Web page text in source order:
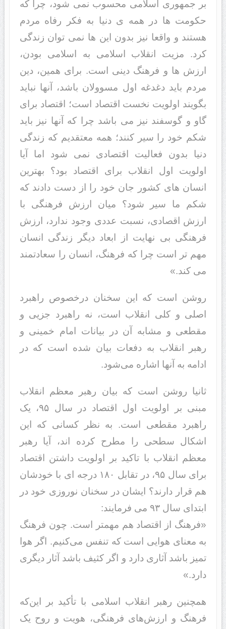
بر جمهوری اسلامی محسوب نمی شود، چرا که
حکومت ها در همه ی دنیا به فکر رفاه مردم
هستند و واقعا نیز بدون این ها نمی توان زندگی
کرد. مزیت انقلاب اسلامی به اسلامی بودن،
ارزش ها و فرهنگ دینی است. برای همین، دین
مردم باید دغدغه اول مسوولان باشد، آنها نباید
بگویند اولویت نخست اقتصاد است؛ اقتصاد برای
گاو و گوسفند نیز می باشد چرا که آنها نیز باید
شکم خود را سیر کنند؛ همه معتقدیم که زندگی
دنیا بدون فعالیت اقتصادی نمی شود اما آیا
اولویت اول انقلاب برای اقتصاد بود؟ بهترین
انسان های کشور جان خود را از دست دادند که
شکم ما سیر شود؟ میان ارزش فرهنگی با
ارزش اقصادی، نسبت عددی وجود ندارد، ارزش
فرهنگی بی نهایت از ابعاد دیگر زندگی انسان
مهم تر است چرا که فرهنگ، انسان را سعادتمند
می کند.»
روشن است که این سخنان درخصوص راهبرد
اصلی و کلی انقلاب است، نه راهبرد جزیی و
مقطعی و مشابه آن در بیانات امام خمینی و
رهبر انقلاب به دفعات بیان شده است که در
ادامه به آنها اشاره می‌شود.
ثانیا روشن است که بیان رهبر معظم انقلاب
مبنی بر اولویت اول اقتصاد در سال ۹۵، یک
راهبرد مقطعی است. به نظر کسانی که این
اشکال سطحی را مطرح کرده اند، آیا رهبر
معظم انقلاب با تاکید بر اولویت داشتن اقتصاد
برای سال ۹۵، در تقابل ۱۸۰ درجه ای با خودشان
هم قرار دارند؟ ایشان در سخنان نوروزی خود در
ابتدای سال ۹۳ می فرمایند:
«فرهنگ از اقتصاد هم مهمتر است. چون فرهنگ
به معنای هوایی است که تنفس می‌کنیم. اگر هوا
تمیز باشد آثاری دارد و اگر کثیف باشد آثار دیگری
دارد.»
همچنین رهبر انقلاب اسلامی با تأکید بر این‌که
فرهنگ و ارزش‌های فرهنگی، هویت و روح یک